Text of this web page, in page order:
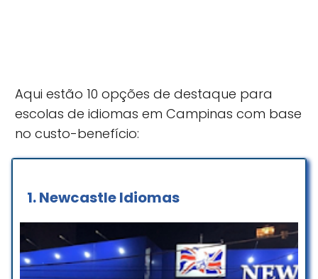
Aqui estão 10 opções de destaque para
escolas de idiomas em Campinas com base
no custo-benefício:
1.Newcastle Idiomas